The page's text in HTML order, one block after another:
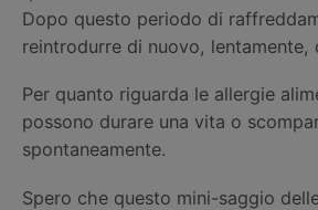
Dopo questo periodo di
reintrodurre di nuovo, lentamente,
Per quanto riguarda le allergie
possono durare una vita o
spontaneamente.
Spero che questo mini-saggio